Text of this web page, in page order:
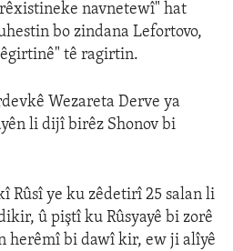
navnetewî" hat
bo zindana Lefortovo,
tê ragirtin.
Wezareta Derve ya
li dijî birêz Shonov bi
Rûsî ye ku zêdetirî 25 salan li
û piştî ku Rûsyayê bi zorê
herêmî bi dawî kir, ew ji alîyê